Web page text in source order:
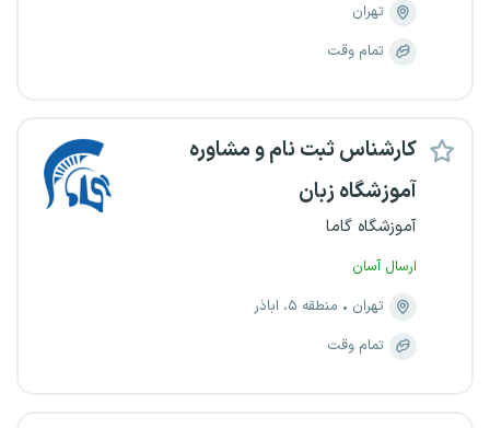
تهران
تمام وقت
کارشناس ثبت نام و مشاوره
آموزشگاه زبان
آموزشگاه گاما
ارسال آسان
تهران
منطقه ۵، اباذر
تمام وقت